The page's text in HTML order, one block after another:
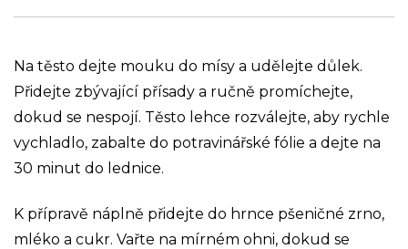
Na těsto dejte mouku do mísy a udělejte důlek.
Přidejte zbývající přísady a ručně promíchejte,
dokud se nespojí. Těsto lehce rozválejte, aby rychle
vychladlo, zabalte do potravinářské fólie a dejte na
30 minut do lednice.
K přípravě náplně přidejte do hrnce pšeničné zrno,
mléko a cukr. Vařte na mírném ohni, dokud se